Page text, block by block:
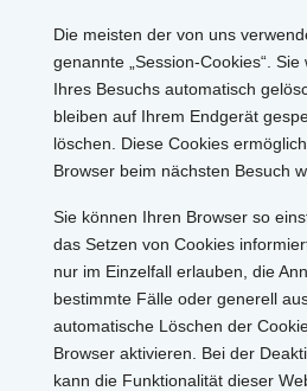
Die meisten der von uns
genannte „Session-Cookies“.
Ihres Besuchs automatisch
bleiben auf Ihrem Endgerät
löschen. Diese Cookies
Browser beim nächsten Besuch
Sie können Ihren Browser so
das Setzen von Cookies
nur im Einzelfall erlauben, die
bestimmte Fälle oder generell
automatische Löschen der
Browser aktivieren. Bei der
kann die Funktionalität dieser